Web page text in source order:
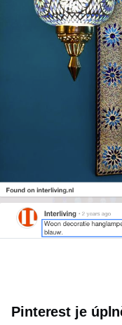
Pinterest je